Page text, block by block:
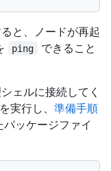
と、ノードが再起
ping
できること
ェルに接続してく
実行し、 準備手順
ッケージファイ